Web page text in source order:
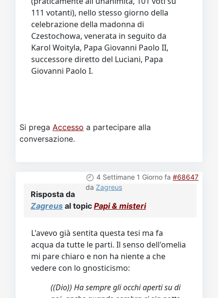
111 votanti), nello stesso giorno della
celebrazione della madonna di
Czestochowa, venerata in seguito da
Karol Woityla, Papa Giovanni Paolo II,
successore diretto del Luciani, Papa
Giovanni Paolo I.
Si prega Accesso a partecipare alla
conversazione.
4 Settimane 1 Giorno fa #68647
da Zagreus
Risposta da
Zagreus al topic Papi & misteri
L'avevo già sentita questa tesi ma fa
acqua da tutte le parti. Il senso dell'omelia
mi pare chiaro e non ha niente a che
vedere con lo gnosticismo:
((Dio)) Ha sempre gli occhi aperti su di